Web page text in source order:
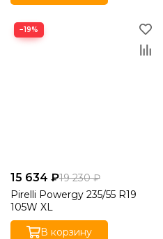
−19%
15 634 ₽19 230 ₽
Pirelli Powergy 235/55 R19
105W XL
В корзину